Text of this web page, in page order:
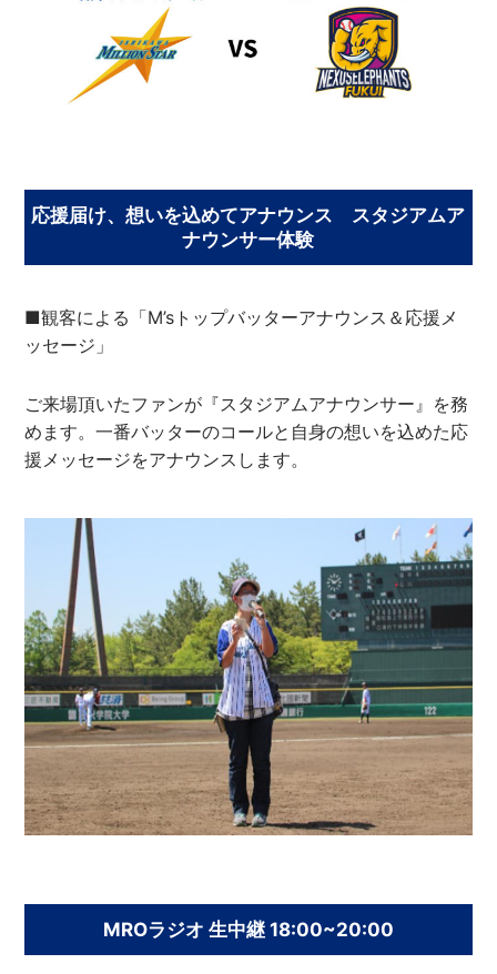
応援届け、想いを込めてアナウンス スタジアムア
ナウンサー体験
■観客による「M’sトップバッターアナウンス＆応援メ
ッセージ」
ご来場頂いたファンが『スタジアムアナウンサー』を務
めます。一番バッターのコールと自身の想いを込めた応
援メッセージをアナウンスします。
MROラジオ 生中継 18:00~20:00